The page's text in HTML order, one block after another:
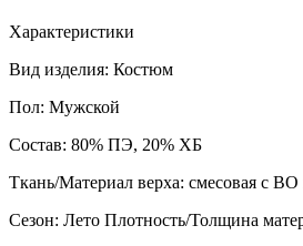
Характеристики
Вид изделия: Костюм
Пол: Мужской
Состав: 80% ПЭ, 20% ХБ
Ткань/Материал верха: смесовая с ВО
Сезон: Лето Плотность/Толщина